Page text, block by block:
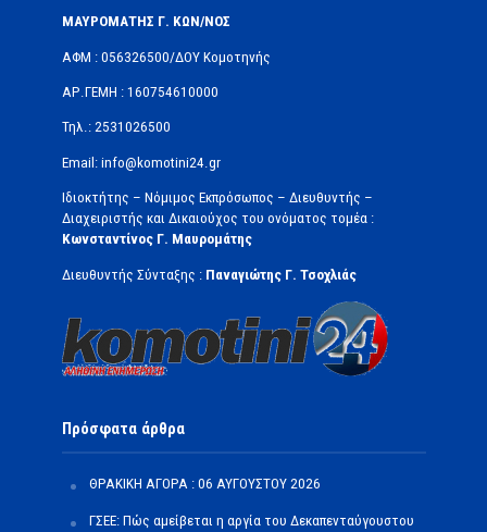
ΜΑΥΡΟΜΑΤΗΣ Γ. ΚΩΝ/ΝΟΣ
ΑΦΜ : 056326500/ΔOΥ Κομοτηνής
ΑΡ.ΓΕΜΗ : 160754610000
Τηλ.: 2531026500
Email: info@komotini24.gr
Ιδιοκτήτης – Νόμιμος Εκπρόσωπος – Διευθυντής –
Διαχειριστής και Δικαιούχος του ονόματος τομέα :
Κωνσταντίνος Γ. Μαυρομάτης
Διευθυντής Σύνταξης : Παναγιώτης Γ. Τσοχλιάς
Πρόσφατα άρθρα
ΘΡΑΚΙΚΗ ΑΓΟΡΑ : 06 ΑΥΓΟΥΣΤΟΥ 2026
ΓΣΕΕ: Πώς αμείβεται η αργία του Δεκαπενταύγουστου